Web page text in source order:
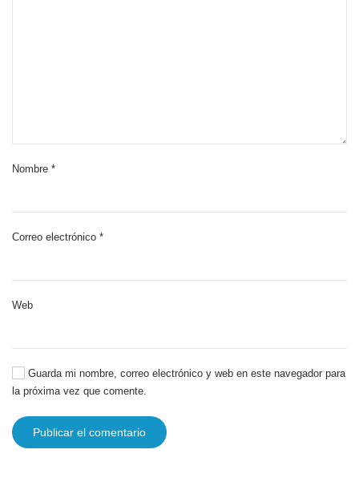
Nombre *
Correo electrónico *
Web
Guarda mi nombre, correo electrónico y web en este navegador para
la próxima vez que comente.
Publicar el comentario